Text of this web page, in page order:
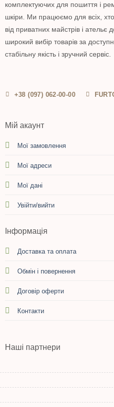
комплектуючих для пошиття і
шкіри. Ми працюємо для всіх,
від приватних майстрів і
широкий вибір товарів за
стабільну якість і зручний сервіс.
+38 (097) 062-00-00
Мій акаунт
Мої замовлення
Мої адреси
Мої дані
Увійти/вийти
Інформація
Доставка та оплата
Обмін і повернення
Договір оферти
Контакти
Наші партнери